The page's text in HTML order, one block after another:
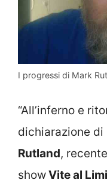
I progressi di Mark
“All’inferno e
dichiarazione
Rutland,
showVite al